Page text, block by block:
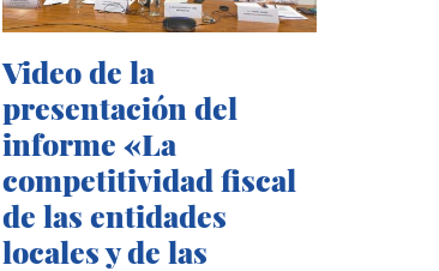
Video de la
presentación del
informe «La
competitividad fiscal
de las entidades
locales y de las